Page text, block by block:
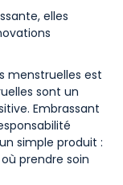
elles
menstruelles est
sont un
Embrassant
simple produit :
prendre soin